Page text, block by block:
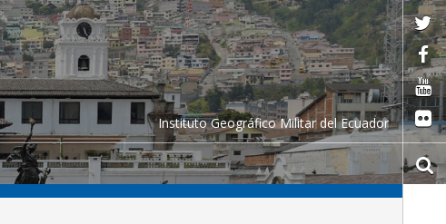
Instituto Geográfico Militar del Ecuador